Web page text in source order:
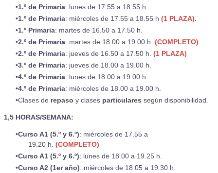
1.º de Primaria: lunes de 17.55 a 18.55 h.
1.º de Primaria: miércoles de 17.55 a 18.55 h (1 PLAZA).
​​1.º Primaria: martes de 16.50 a 17.50 h.
2.º de Primaria: martes de 18.00 a 19.00 h. (COMPLETO)
2.º de Primaria: jueves de 16.50 a 17.50 h. (1 PLAZA)
3.º de Primaria: jueves de 18.00 a 19.00 h.
4.º de Primaria: lunes de 18.00 a 19.00 h.
4.º de Primaria: miércoles de 18.00 a 19.00 h.
​​Clases de repaso y clases particulares según disponibilidad.
1,5 HORAS/SEMANA:
Curso A1 (5.º y 6.º): miércoles de 17.55 a
19.20 h. (COMPLETO)
Curso A1 (5.º y 6.º): lunes de 18.00 a 19.25 h.
Curso A2 (1er año): miércoles de 18.05 a 19.30 h.